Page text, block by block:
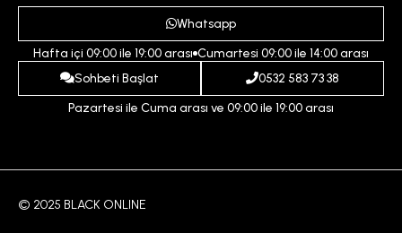
Ödeme ve Teslimat Koşulları
İptal ve İade Koşulları
İndirim
Whatsapp
Hafta içi 09:00 ile 19:00 arası Cumartesi 09:00 ile 14:00 arası
Sohbeti Başlat
0532 583 73 38
Pazartesi ile Cuma arası ve 09:00 ile 19:00 arası
© 2025 BLACK ONLINE